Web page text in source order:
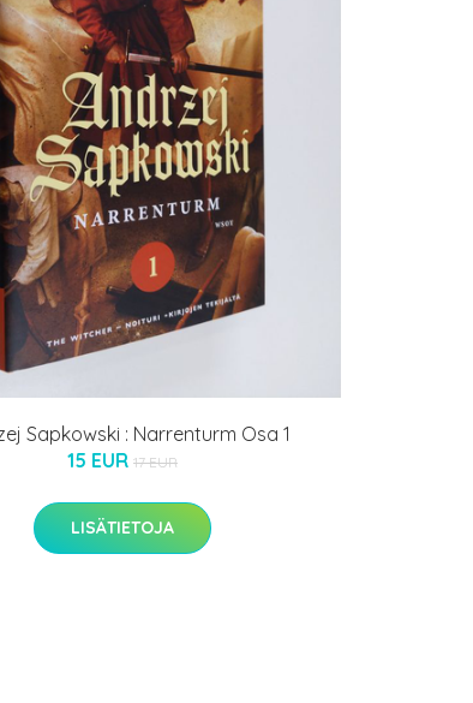
Sapkowski : Narrenturm Osa 1
15 EUR 17 EUR
LISÄTIETOJA